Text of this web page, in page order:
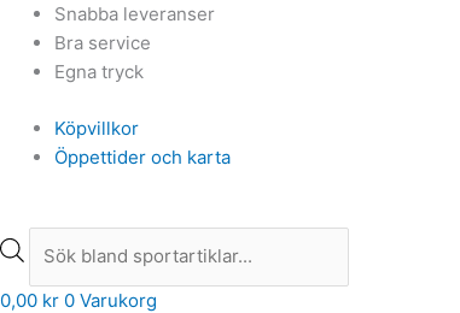
Hoppa
innehåll
Snabba leveranser
Bra service
Egna tryck
Köpvillkor
Öppettider och karta
Products
search
0,00 kr 0 Varukorg
Products
search